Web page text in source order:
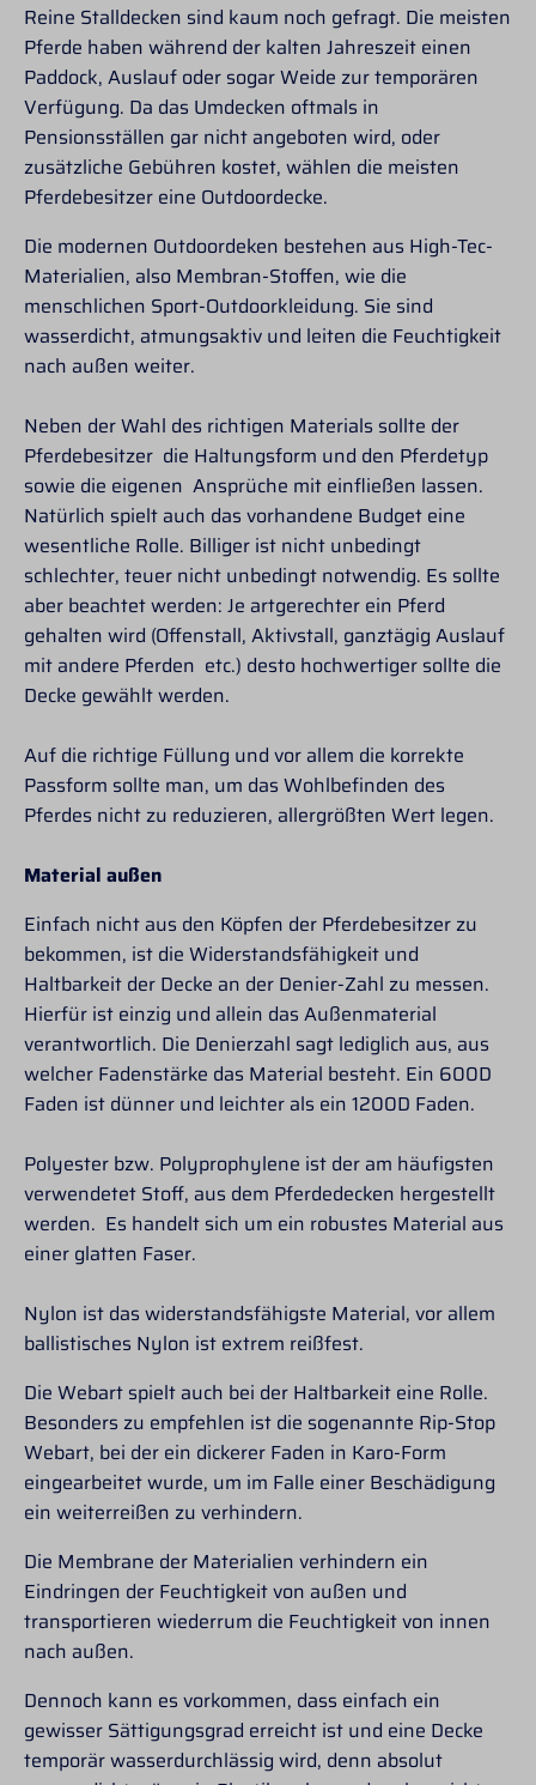
Reine Stalldecken sind kaum noch gefragt. Die meisten
Pferde haben während der kalten Jahreszeit einen
Paddock, Auslauf oder sogar Weide zur temporären
Verfügung. Da das Umdecken oftmals in
Pensionsställen gar nicht angeboten wird, oder
zusätzliche Gebühren kostet, wählen die meisten
Pferdebesitzer eine Outdoordecke.
Die modernen Outdoordeken bestehen aus High-Tec-
Materialien, also Membran-Stoffen, wie die
menschlichen Sport-Outdoorkleidung. Sie sind
wasserdicht, atmungsaktiv und leiten die Feuchtigkeit
nach außen weiter.
Neben der Wahl des richtigen Materials sollte der
Pferdebesitzer die Haltungsform und den Pferdetyp
sowie die eigenen Ansprüche mit einfließen lassen.
Natürlich spielt auch das vorhandene Budget eine
wesentliche Rolle. Billiger ist nicht unbedingt
schlechter, teuer nicht unbedingt notwendig. Es sollte
aber beachtet werden: Je artgerechter ein Pferd
gehalten wird (Offenstall, Aktivstall, ganztägig Auslauf
mit andere Pferden etc.) desto hochwertiger sollte die
Decke gewählt werden.
Auf die richtige Füllung und vor allem die korrekte
Passform sollte man, um das Wohlbefinden des
Pferdes nicht zu reduzieren, allergrößten Wert legen.
Material außen
Einfach nicht aus den Köpfen der Pferdebesitzer zu
bekommen, ist die Widerstandsfähigkeit und
Haltbarkeit der Decke an der Denier-Zahl zu messen.
Hierfür ist einzig und allein das Außenmaterial
verantwortlich. Die Denierzahl sagt lediglich aus, aus
welcher Fadenstärke das Material besteht. Ein 600D
Faden ist dünner und leichter als ein 1200D Faden.
Polyester bzw. Polyprophylene ist der am häufigsten
verwendetet Stoff, aus dem Pferdedecken hergestellt
werden. Es handelt sich um ein robustes Material aus
einer glatten Faser.
Nylon ist das widerstandsfähigste Material, vor allem
ballistisches Nylon ist extrem reißfest.
Die Webart spielt auch bei der Haltbarkeit eine Rolle.
Besonders zu empfehlen ist die sogenannte Rip-Stop
Webart, bei der ein dickerer Faden in Karo-Form
eingearbeitet wurde, um im Falle einer Beschädigung
ein weiterreißen zu verhindern.
Die Membrane der Materialien verhindern ein
Eindringen der Feuchtigkeit von außen und
transportieren wiederrum die Feuchtigkeit von innen
nach außen.
Dennoch kann es vorkommen, dass einfach ein
gewisser Sättigungsgrad erreicht ist und eine Decke
temporär wasserdurchlässig wird, denn absolut